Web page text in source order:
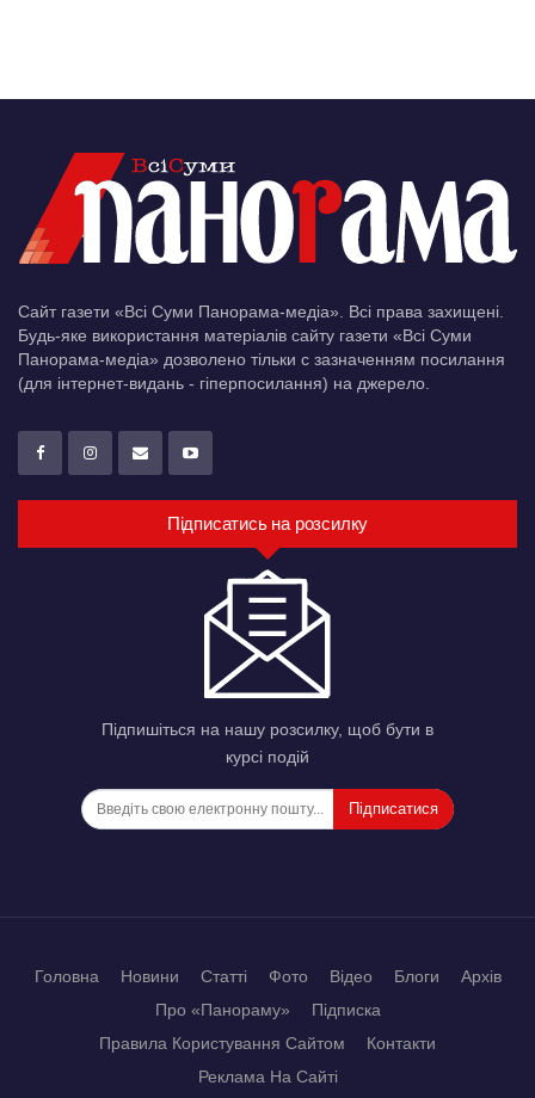
Сайт газети «Всі Суми Панорама-медіа». Всі права захищені.
Будь-яке використання матеріалів сайту газети «Всі Суми
Панорама-медіа» дозволено тільки c зазначенням посилання
(для інтернет-видань - гіперпосилання) на джерело.
Підписатись на розсилку
Підпишіться на нашу розсилку, щоб бути в
курсі подій
Підписатися
Головна Новини Статті Фото Відео Блоги
Архів
Про «Панораму»
Підписка
Правила Користування Сайтом
Контакти
Реклама На Сайті